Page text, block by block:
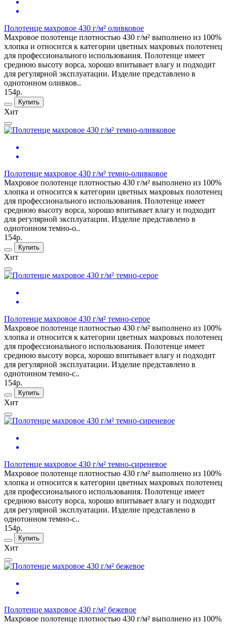
Полотенце махровое 430 г/м² оливковое
Махровое полотенце плотностью 430 г/м² выполнено из 100%
хлопка и относится к категории цветных махровых полотенец
для профессионального использования. Полотенце имеет
среднюю высоту ворса, хорошо впитывает влагу и подходит
для регулярной эксплуатации. Изделие представлено в
однотонном оливков..
154р.
Купить
Хит
Полотенце махровое 430 г/м² темно-оливковое
Махровое полотенце плотностью 430 г/м² выполнено из 100%
хлопка и относится к категории цветных махровых полотенец
для профессионального использования. Полотенце имеет
среднюю высоту ворса, хорошо впитывает влагу и подходит
для регулярной эксплуатации. Изделие представлено в
однотонном темно-о..
154р.
Купить
Хит
Полотенце махровое 430 г/м² темно-серое
Махровое полотенце плотностью 430 г/м² выполнено из 100%
хлопка и относится к категории цветных махровых полотенец
для профессионального использования. Полотенце имеет
среднюю высоту ворса, хорошо впитывает влагу и подходит
для регулярной эксплуатации. Изделие представлено в
однотонном темно-с..
154р.
Купить
Хит
Полотенце махровое 430 г/м² темно-сиреневое
Махровое полотенце плотностью 430 г/м² выполнено из 100%
хлопка и относится к категории цветных махровых полотенец
для профессионального использования. Полотенце имеет
среднюю высоту ворса, хорошо впитывает влагу и подходит
для регулярной эксплуатации. Изделие представлено в
однотонном темно-с..
154р.
Купить
Хит
Полотенце махровое 430 г/м² бежевое
Махровое полотенце плотностью 430 г/м² выполнено из 100%